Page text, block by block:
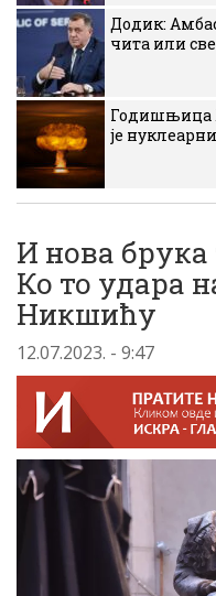
Додик:
чита или
Годишњица
је
И нова брука
Ко то удара
Никшићу
12.07.2023. - 9:47